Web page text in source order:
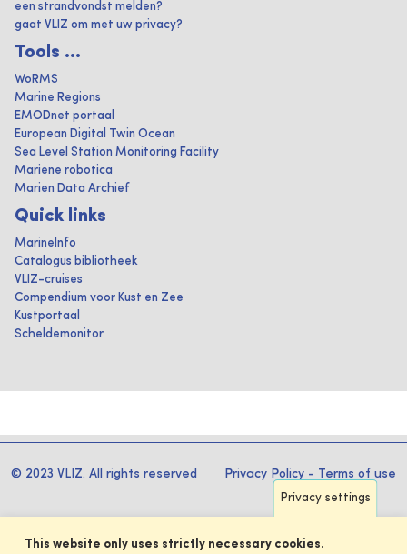
een strandvondst melden?
gaat VLIZ om met uw privacy?
Tools ...
WoRMS
Marine Regions
EMODnet portaal
European Digital Twin Ocean
Sea Level Station Monitoring Facility
Mariene robotica
Marien Data Archief
Quick links
MarineInfo
Catalogus bibliotheek
VLIZ-cruises
Compendium voor Kust en Zee
Kustportaal
Scheldemonitor
© 2023 VLIZ. All rights reserved Privacy Policy - Terms of use
Privacy settings
This website only uses strictly necessary cookies.